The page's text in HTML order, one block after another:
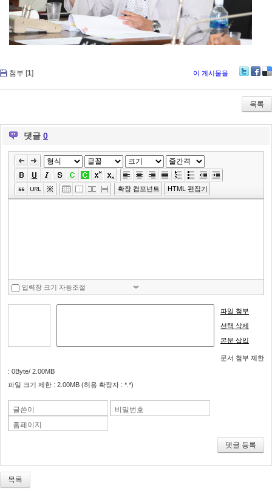
첨부 [1] 이 게시물을
itte ce
bo
ok
lici
ou
s
목록
댓글 0
도
뛰
확장 컴포넌트 HTML 편집기
입력창 크기 자동조절
파일 첨부
선택 삭제
본문 삽입
문서 첨부 제한
: 0Byte/ 2.00MB
파일 크기 제한 : 2.00MB (허용 확장자 : *.*)
글쓴이
비밀번호
홈페이지
댓글 등록
목록